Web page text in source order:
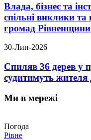
Влада, бізнес та
спільні виклики
громад Рівненщини
30-Лип-2026
Спиляв 36 дерев у
судитимуть
Ми в мережі
Погода
Рівне